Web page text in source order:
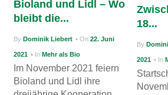
Bioland und Lidl – Wo
bleibt die...
By Dominik Liebert • On22. Juni
2021 • In Mehr als Bio
Im November 2021 feiern
Bioland und Lidl ihre
18...
By
2021 • In